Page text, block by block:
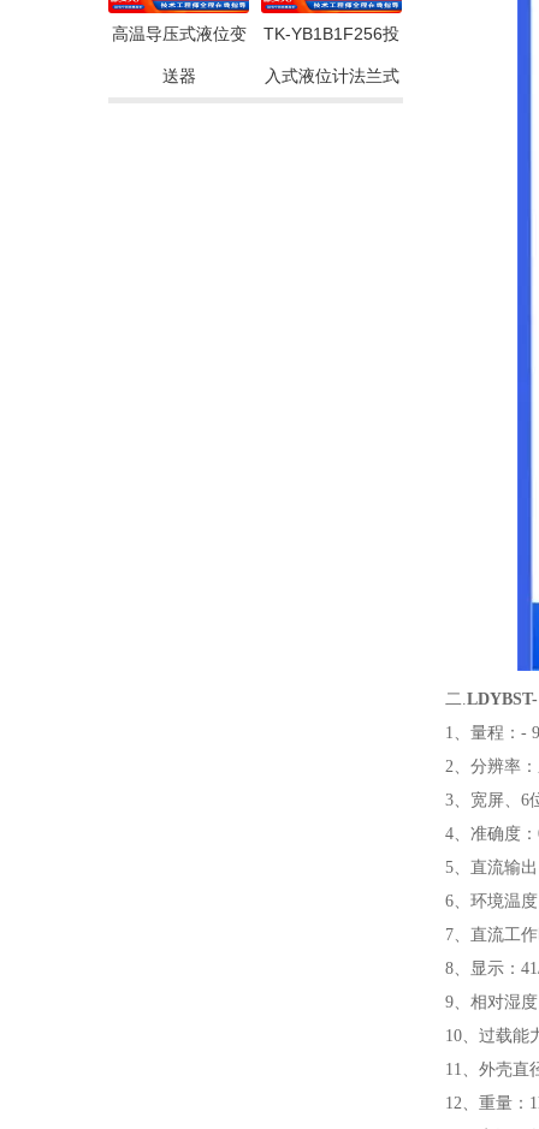
高温导压式液位变
送器
TK-YB1B1F256投
入式液位计法兰式
二.
1、量程：-
2、分辨率
3、宽屏、6
4、准确度
5、直流输
6、环境温
7、直流工
8、显示：
9、相对湿
10、过载能
11、外壳直
12、重量：